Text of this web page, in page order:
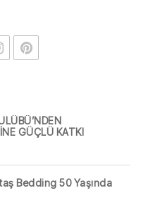
GÜÇLÜ KATKI
Bedding 50 Yaşında